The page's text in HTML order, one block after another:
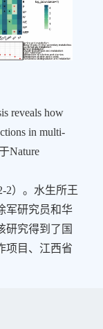
reveals how
in multi-
Nature
2）。水生所王
军研究员和华
研究得到了国
项目、江西省